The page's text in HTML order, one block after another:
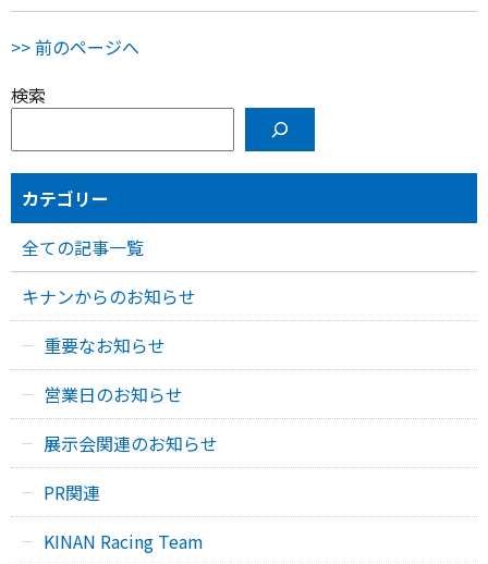
>> 前のページへ
検索
カテゴリー
全ての記事一覧
キナンからのお知らせ
重要なお知らせ
営業日のお知らせ
展示会関連のお知らせ
PR関連
KINAN Racing Team